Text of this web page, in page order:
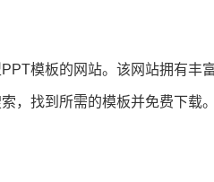
模板的网站。该网站拥有丰
，找到所需的模板并免费下载